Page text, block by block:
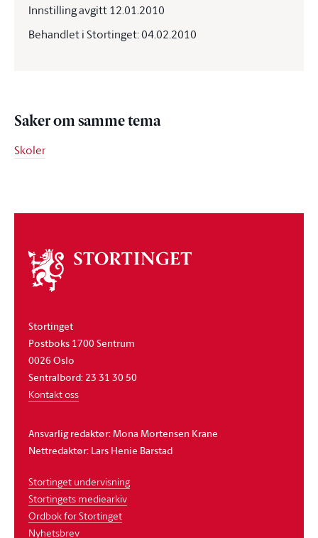
Innstilling avgitt 12.01.2010
Behandlet i Stortinget: 04.02.2010
Saker om samme tema
Skoler
Om
stortinget
Stortinget
Postboks 1700 Sentrum
0026 Oslo
Sentralbord: 23 31 30 50
Kontakt oss
Ansvarlig redaktør: Mona Mortensen Krane
Nettredaktør: Lars Henie Barstad
Stortinget undervisning
Stortingets mediearkiv
Ordbok for Stortinget
Nyhetsbrev